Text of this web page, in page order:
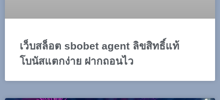
เว็บสล็อต sbobet agent ลิขสิทธิ์แท้
โบนัสแตกง่าย ฝากถอนไว